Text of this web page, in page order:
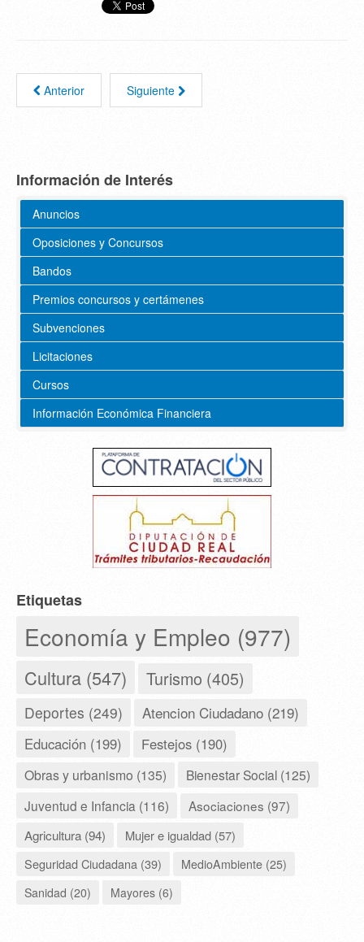
Anterior Siguiente
Información de Interés
Anuncios
Oposiciones y Concursos
Bandos
Premios concursos y certámenes
Subvenciones
Licitaciones
Cursos
Información Económica Financiera
Etiquetas
Economía y Empleo (977)
Cultura (547) Turismo (405)
Deportes (249) Atencion Ciudadano (219)
Educación (199) Festejos (190)
Obras y urbanismo (135)
Bienestar Social (125)
Juventud e Infancia (116)
Asociaciones (97)
Agricultura (94)
Mujer e igualdad (57)
Seguridad Ciudadana (39)
MedioAmbiente (25)
Sanidad (20)
Mayores (6)